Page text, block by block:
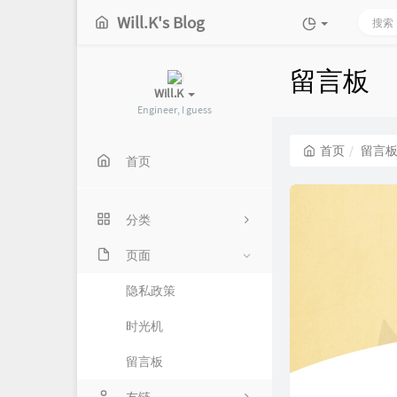
Will.K's Blog
Will.K
Engineer, I guess
首页
分类
10
页面
隐私政策
时光机
留言板
留言板
首页 留言